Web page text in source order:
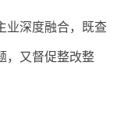
深度融合，既查
，又督促整改整